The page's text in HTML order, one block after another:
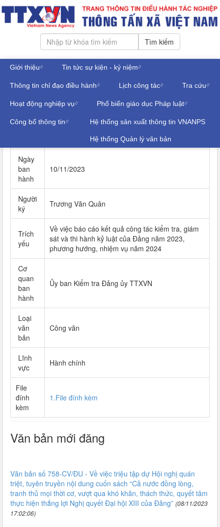
Tìm kiếm
Giới thiệu Tin tức sự kiện - kỷ niệm
Thông tin chỉ đạo điều hành Lịch công tác Tra cứu
Hoạt động nghiệp vụ Phổ biến giáo dục Pháp luật
Công bố thông tin Hệ thống sản xuất thông tin VNANPS
Hệ thống Quản lý văn bản
Thứ bảy, ngày 08/08/2026 Đăng nhập
VĂN BẢN ĐẢNG VÀ ĐOÀN THỂ
120-CV/UBKT
Ngày
ban
hành
10/11/2023
Người
ký
Trương Văn Quân
Trích
yếu
Về việc báo cáo kết quả công tác kiểm tra, giám
sát và thi hành kỷ luật của Đảng năm 2023,
phương hướng, nhiệm vụ năm 2024
Cơ
quan
ban
hành
Ủy ban Kiểm tra Đảng ủy TTXVN
Loại
văn
bản
Công văn
Lĩnh
vực
Hành chính
File
đính
kèm
1.File đính kèm
Văn bản mới đăng
Văn bản số 758-CV/ĐU - Về việc triệu tập dự Hội nghị quán
triệt, tuyên truyền nội dung cuốn sách “Cả nước đồng lòng,
tranh thủ mọi thời cơ, vượt qua khó khăn, thách thức, quyết tâm
thực hiện thắng lợi Nghị quyết Đại hội XIII của Đảng” (08/11/2023
17:02:06)